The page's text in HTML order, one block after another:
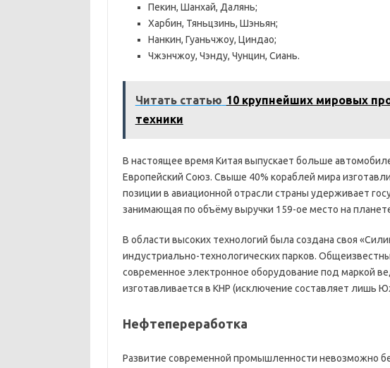
Пекин, Шанхай, Далянь;
Харбин, Тяньцзинь, Шэньян;
Нанкин, Гуаньчжоу, Циндао;
Чжэнчжоу, Чэнду, Чунцин, Сиань.
Читать статью 10 крупнейших мировых
техники
В настоящее время Китая выпускает больше
Европейский Союз. Свыше 40% кораблей мира
позиции в авиационной отрасли страны удерживает
занимающая по объёму выручки 159-ое место на
В области высоких технологий была создана своя
индустриально-технологических парков.
современное электронное оборудование под маркой
изготавливается в КНР (исключение составляет лишь
Нефтепереработка
Развитие современной промышленности невозможно